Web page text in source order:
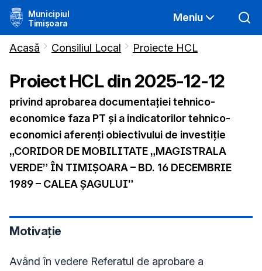
Municipiul
Timișoara
Meniu
Acasă Consiliul Local Proiecte HCL
Proiect HCL din2025-12-12
privind aprobarea documentației tehnico-
economice faza PT și a indicatorilor tehnico-
economici aferenți obiectivului de investiție
„CORIDOR DE MOBILITATE „MAGISTRALA
VERDE” ÎN TIMIȘOARA – BD. 16 DECEMBRIE
1989 – CALEA ȘAGULUI”
Motivație
Având în vedere Referatul de aprobare a